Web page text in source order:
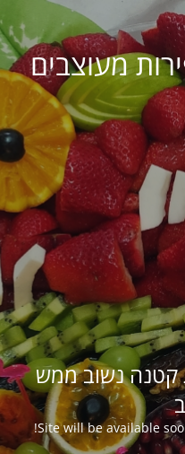
מעוצבים
קטנה נשוב ממש
Site will be available